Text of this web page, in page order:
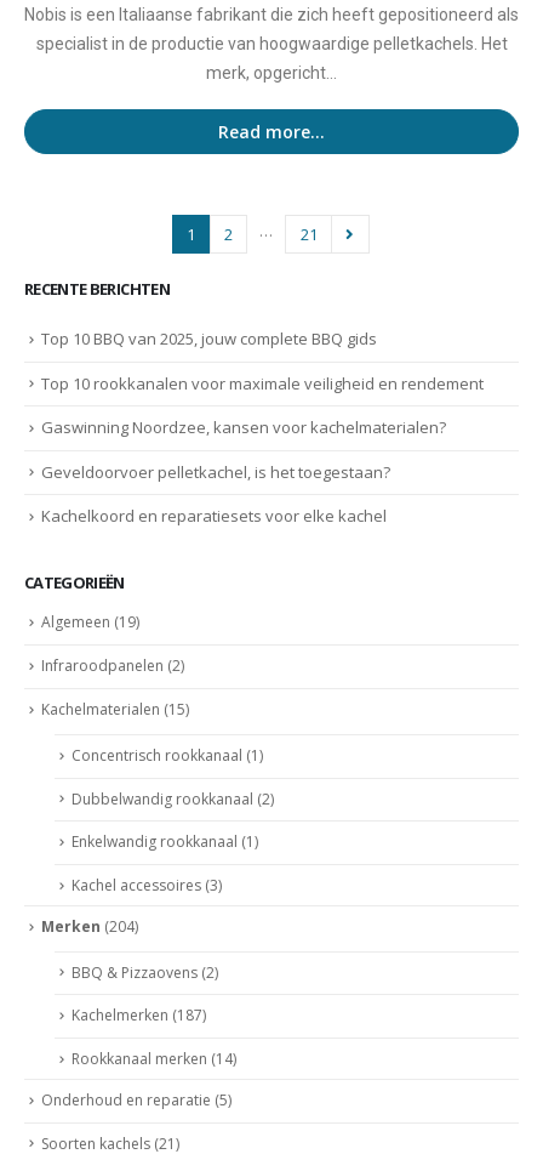
Nobis is een Italiaanse fabrikant die zich heeft gepositioneerd als
specialist in de productie van hoogwaardige pelletkachels. Het
merk, opgericht...
Read more...
1 2 … 21
RECENTE BERICHTEN
Top 10 BBQ van 2025, jouw complete BBQ gids
Top 10 rookkanalen voor maximale veiligheid en rendement
Gaswinning Noordzee, kansen voor kachelmaterialen?
Geveldoorvoer pelletkachel, is het toegestaan?
Kachelkoord en reparatiesets voor elke kachel
CATEGORIEËN
Algemeen (19)
Infraroodpanelen (2)
Kachelmaterialen (15)
Concentrisch rookkanaal (1)
Dubbelwandig rookkanaal (2)
Enkelwandig rookkanaal (1)
Kachel accessoires (3)
Merken (204)
BBQ & Pizzaovens (2)
Kachelmerken (187)
Rookkanaal merken (14)
Onderhoud en reparatie (5)
Soorten kachels (21)